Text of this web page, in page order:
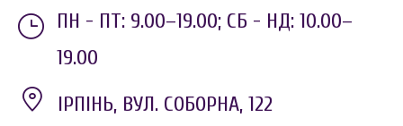
ПН - ПТ: 9.00–19.00; СБ - НД: 10.00–
19.00
ІРПІНЬ, ВУЛ. СОБОРНА, 122